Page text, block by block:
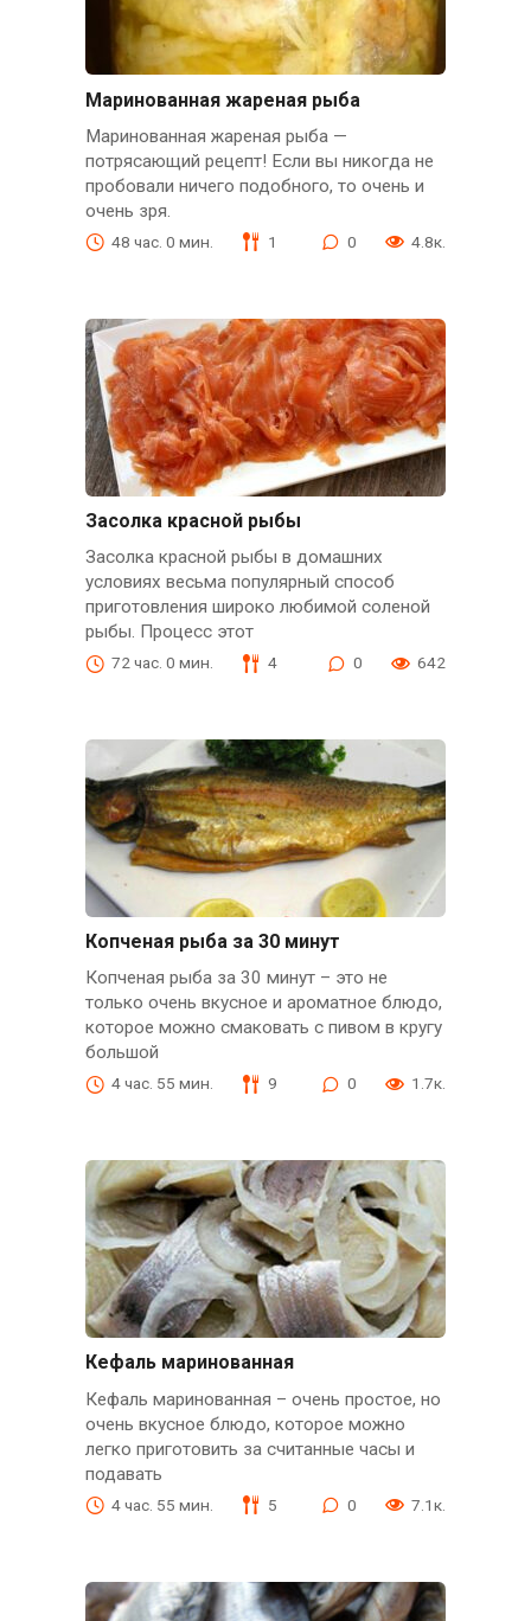
Маринованная жареная рыба
Маринованная жареная рыба —
потрясающий рецепт! Если вы никогда не
пробовали ничего подобного, то очень и
очень зря.
48 час. 0 мин. 1 0 4.8к.
Засолка красной рыбы
Засолка красной рыбы в домашних
условиях весьма популярный способ
приготовления широко любимой соленой
рыбы. Процесс этот
72 час. 0 мин. 4 0 642
Копченая рыба за 30 минут
Копченая рыба за 30 минут – это не
только очень вкусное и ароматное блюдо,
которое можно смаковать с пивом в кругу
большой
4 час. 55 мин. 9 0 1.7к.
Кефаль маринованная
Кефаль маринованная – очень простое, но
очень вкусное блюдо, которое можно
легко приготовить за считанные часы и
подавать
4 час. 55 мин. 5 0 7.1к.